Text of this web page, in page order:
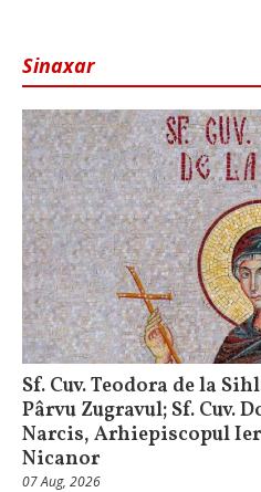
Sinaxar
Sf. Cuv. Teodora de la
Pârvu Zugravul; Sf. Cuv.
Narcis, Arhiepiscopul
Nicanor
07 Aug, 2026